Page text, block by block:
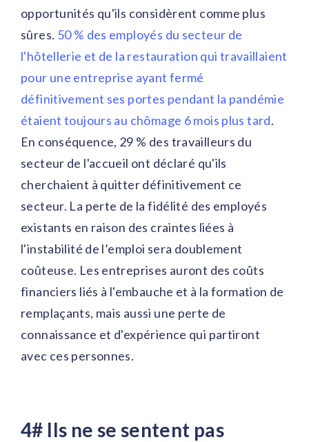
opportunités qu'ils considèrent comme plus
sûres. 50 % des employés du secteur de
l'hôtellerie et de la restauration qui travaillaient
pour une entreprise ayant fermé
définitivement ses portes pendant la pandémie
étaient toujours au chômage 6 mois plus tard.
En conséquence, 29 % des travailleurs du
secteur de l'accueil ont déclaré qu'ils
cherchaient à quitter définitivement ce
secteur. La perte de la fidélité des employés
existants en raison des craintes liées à
l'instabilité de l’emploi sera doublement
coûteuse. Les entreprises auront des coûts
financiers liés à l'embauche et à la formation de
remplaçants, mais aussi une perte de
connaissance et d'expérience qui partiront
avec ces personnes.
4# Ils ne se sentent pas